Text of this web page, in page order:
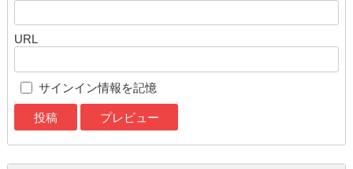
URL
サインイン情報を記憶